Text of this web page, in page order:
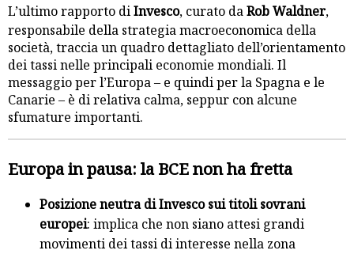
L’ultimo rapporto diInvesco, curato daRob Waldner,
responsabile della strategia macroeconomica della
società, traccia un quadro dettagliato dell’orientamento
dei tassi nelle principali economie mondiali. Il
messaggio per l’Europa – e quindi per la Spagna e le
Canarie – è di relativa calma, seppur con alcune
sfumature importanti.
Europa in pausa: la BCE non ha fretta
Posizione neutra di Invesco sui titoli sovrani
europei: implica che non siano attesi grandi
movimenti dei tassi di interesse nella zona